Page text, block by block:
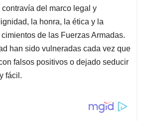
del marco legal y
la honra, la ética y la
de las Fuerzas Armadas.
han sido vulneradas cada vez que
falsos positivos o dejado seducir
fácil.